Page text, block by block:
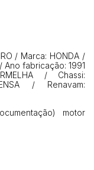
/ Marca: HONDA /
Ano fabricação: 1991
/ Chassi:
/ Renavam:
motor
R$ 1,00